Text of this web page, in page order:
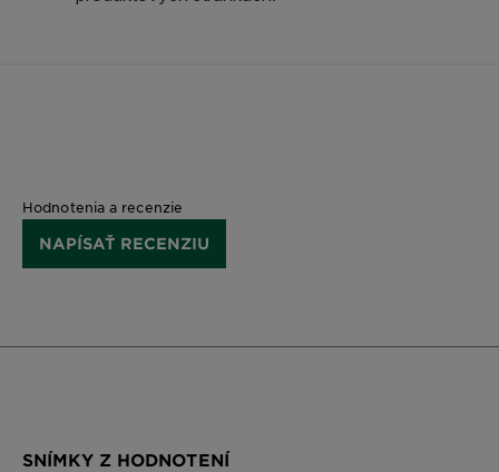
Hodnotenia a recenzie
NAPÍSAŤ RECENZIU
SNÍMKY Z HODNOTENÍ